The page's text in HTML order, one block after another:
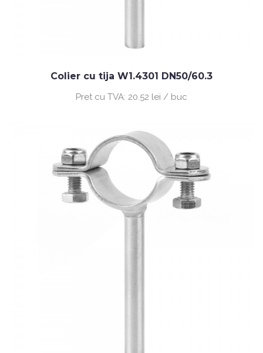
Colier cu tija W1.4301 DN50/60.3
Pret cu TVA: 20.52 lei / buc